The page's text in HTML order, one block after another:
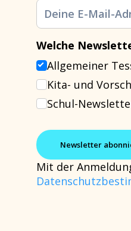
Welche
Allgemeiner
Kita- und
Schul-
Mit der